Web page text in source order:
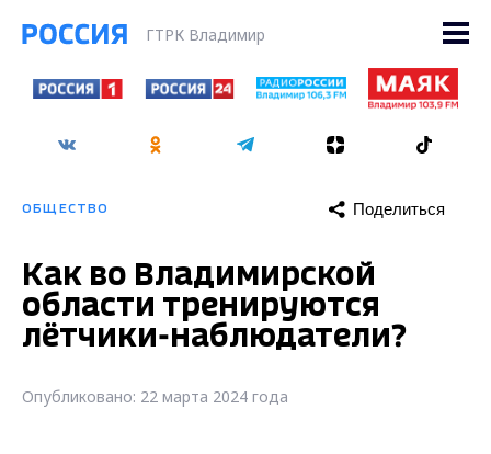
ГТРК Владимир
ОБЩЕСТВО Поделиться
Как во Владимирской
области тренируются
лётчики-наблюдатели?
Опубликовано: 22 марта 2024 года